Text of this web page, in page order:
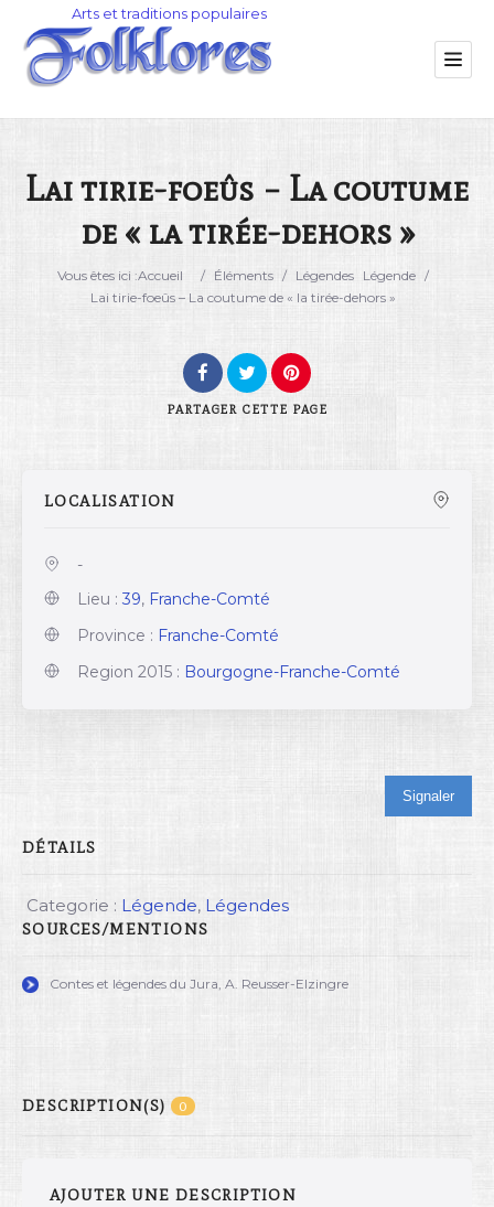
Catégorie
Lai tirie-foeûs – La coutume
de « la tirée-dehors »
Vous êtes ici :Accueil / Éléments / Légendes Légende /
Lai tirie-foeûs – La coutume de « la tirée-dehors »
PARTAGER CETTE PAGE
LOCALISATION
-
Lieu : 39, Franche-Comté
Province : Franche-Comté
Region 2015 : Bourgogne-Franche-Comté
Signaler
DÉTAILS
Categorie : Légende, Légendes
SOURCES/MENTIONS
Contes et légendes du Jura, A. Reusser-Elzingre
DESCRIPTION(S) 0
AJOUTER UNE DESCRIPTION